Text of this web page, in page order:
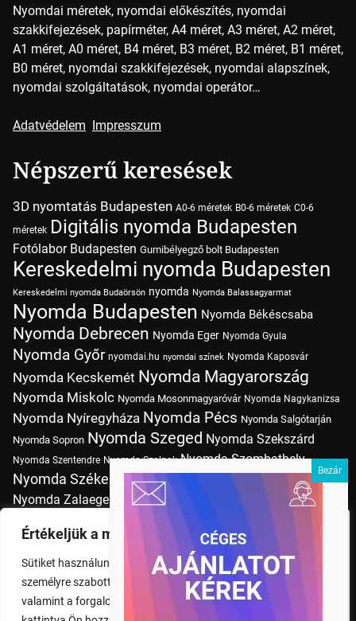
Értékeljük a magánéletét
Sütiket használunk a böngészési élmény fokozására,
személyre szabott hirdetések vagy tartalmak megjelenítésére,
valamint a forgalom elemzésére. A "Mindent elfogad" gombra
Nyomdai méretek, nyomdai előkészítés, nyomdai
szakkifejezések, papírméter, A4 méret, A3 méret, A2 méret,
A1 méret, A0 méret, B4 méret, B3 méret, B2 méret, B1 méret,
B0 méret, nyomdai szakkifejezések, nyomdai alapszínek,
nyomdai szolgáltatások, nyomdai operátor…
Adatvédelem Impresszum
Népszerű keresések
3D nyomtatás Budapesten A0-6 méretek B0-6 méretek C0-6
méretek Digitális nyomda Budapesten
Fotólabor Budapesten Gumibélyegző bolt Budapesten
Kereskedelmi nyomda Budapesten
Kereskedelmi nyomda Budaörsön nyomda Nyomda Balassagyarmat
Nyomda Budapesten Nyomda Békéscsaba
Nyomda Debrecen Nyomda Eger Nyomda Gyula
Nyomda Győr nyomdai.hu nyomdai színek Nyomda Kaposvár
Nyomda Kecskemét Nyomda Magyarország
Nyomda Miskolc Nyomda Mosonmagyaróvár Nyomda Nagykanizsa
Nyomda Nyíregyháza Nyomda Pécs Nyomda Salgótarján
Nyomda Sopron Nyomda Szeged Nyomda Szekszárd
Nyomda Szentendre Nyomda Szolnok Nyomda Szombathely
Nyomda Székesfehérvár Nyomda Tatabánya Nyomda Vác
Nyomda Zalaegerszeg Nyomda Érd nyomtatás
Nyomtatás Budapesten
Pólónyomtatás Budapesten Szitanyomda Budapesten
Tudásbázis